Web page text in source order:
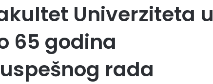
Univerziteta u
65 godina
rada